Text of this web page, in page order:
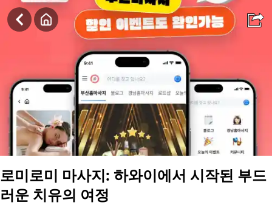
로미로미 마사지: 하와이에서 시작된 부드러운 치유의 여정
로미로미 마사지: 하와이에서 시작된 부드
러운 치유의 여정